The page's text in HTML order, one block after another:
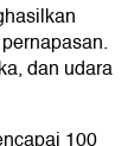
dan udara